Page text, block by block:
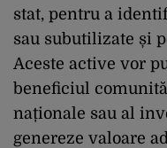
stat, pentru a
sau subutilizate și
Aceste active vor
beneficiul
naționale sau al
genereze valoare